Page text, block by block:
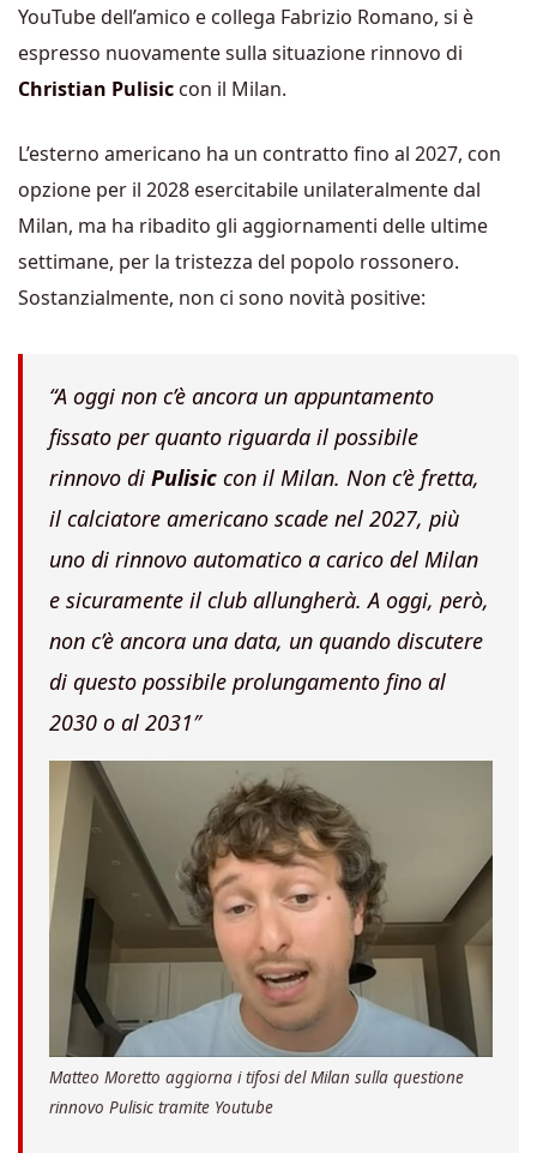
YouTube dell’amico e collega Fabrizio Romano, si è
espresso nuovamente sulla situazione rinnovo di
Christian Pulisic con il Milan.
L’esterno americano ha un contratto fino al 2027, con
opzione per il 2028 esercitabile unilateralmente dal
Milan, ma ha ribadito gli aggiornamenti delle ultime
settimane, per la tristezza del popolo rossonero.
Sostanzialmente, non ci sono novità positive:
“A oggi non c’è ancora un appuntamento
fissato per quanto riguarda il possibile
rinnovo di Pulisic con il Milan. Non c’è fretta,
il calciatore americano scade nel 2027, più
uno di rinnovo automatico a carico del Milan
e sicuramente il club allungherà. A oggi, però,
non c’è ancora una data, un quando discutere
di questo possibile prolungamento fino al
2030 o al 2031″
Matteo Moretto aggiorna i tifosi del Milan sulla questione
rinnovo Pulisic tramite Youtube